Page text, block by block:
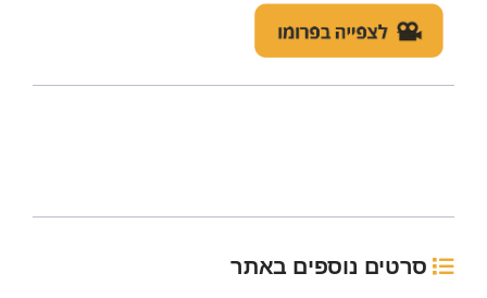
סרטים נוספים באתר